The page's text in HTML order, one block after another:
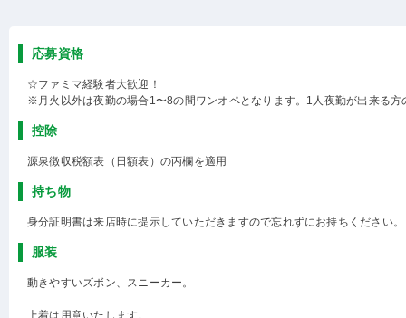
応募資格
☆ファミマ経験者大歓迎！
※月火以外は夜勤の場合1〜8の間ワンオペとなります。1人夜勤が出来る方
控除
源泉徴収税額表（日額表）の丙欄を適用
持ち物
身分証明書は来店時に提示していただきますので忘れずにお持ちください。
服装
動きやすいズボン、スニーカー。
上着は用意いたします。